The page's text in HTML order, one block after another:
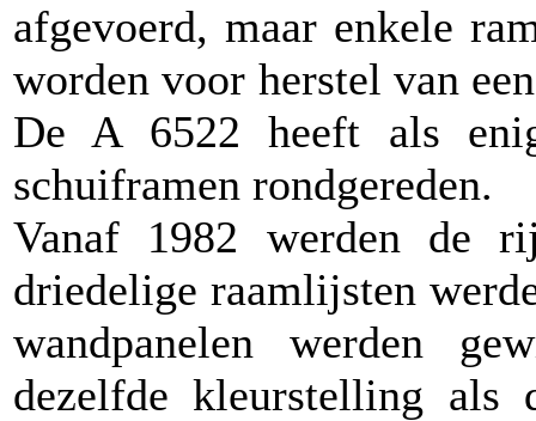
afgevoerd, maar enkele
worden voor herstel van
De A 6522 heeft als
schuiframen rondgereden.
Vanaf 1982 werden de
driedelige raamlijsten
wandpanelen werden
dezelfde kleurstelling als